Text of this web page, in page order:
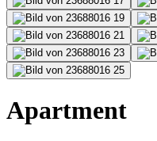
Apartment